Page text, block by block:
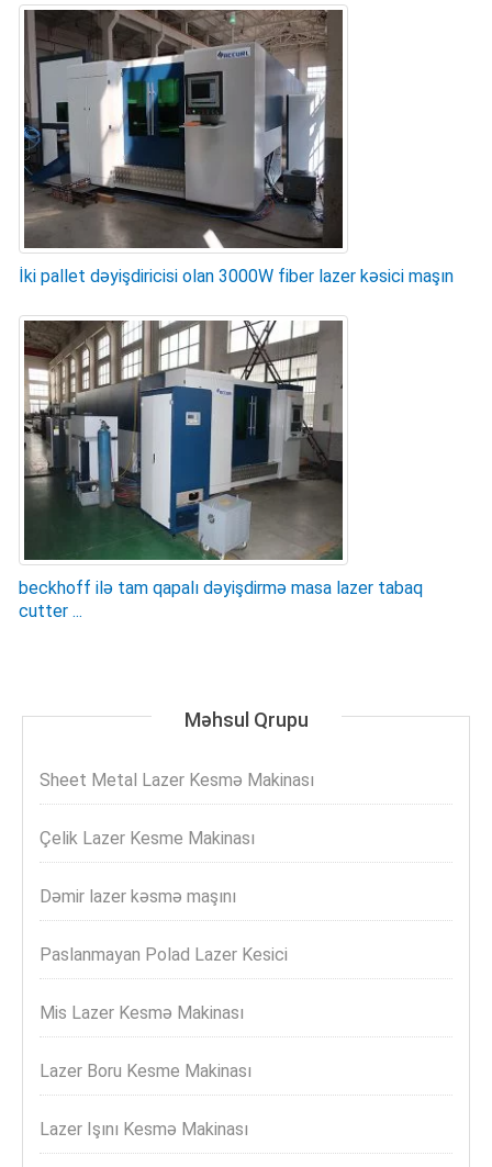
İki pallet dəyişdiricisi olan 3000W fiber lazer kəsici maşın
beckhoff ilə tam qapalı dəyişdirmə masa lazer tabaq
cutter ...
Məhsul Qrupu
Sheet Metal Lazer Kesmə Makinası
Çelik Lazer Kesme Makinası
Dəmir lazer kəsmə maşını
Paslanmayan Polad Lazer Kesici
Mis Lazer Kesmə Makinası
Lazer Boru Kesme Makinası
Lazer Işını Kesmə Makinası